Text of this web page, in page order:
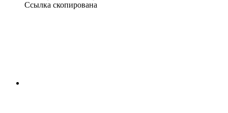
Ссылка скопирована